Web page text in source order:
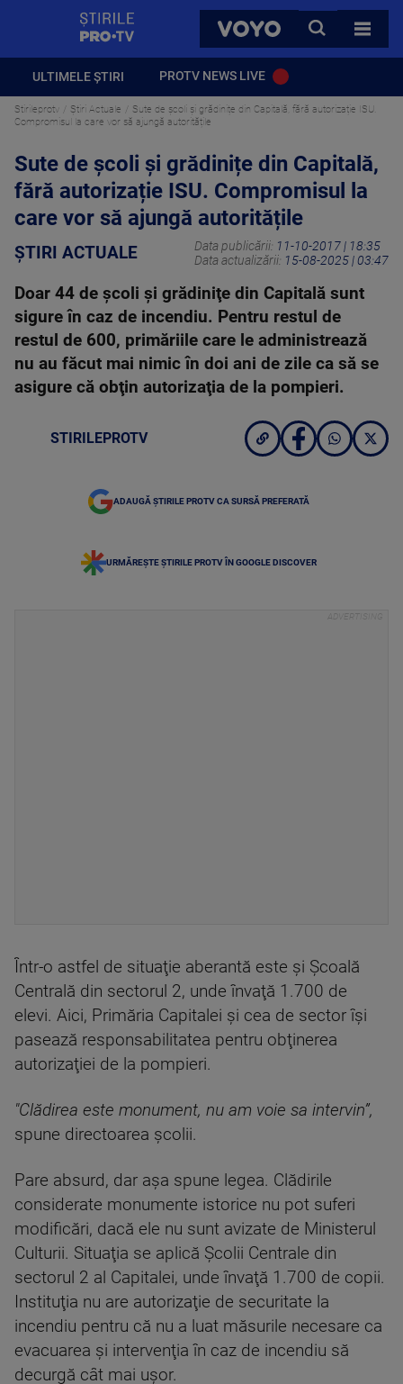
VOYO
CAUTA
TOATE
ULTIMELE ȘTIRI PROTV NEWS LIVE
Stirileprotv Știri Actuale
Sute de școli și grădinițe din Capitală, fără autorizație ISU.
Compromisul la care vor să ajungă autoritățile
Sute de școli și grădinițe din Capitală,
fără autorizație ISU. Compromisul la
care vor să ajungă autoritățile
ȘTIRI ACTUALE Data publicării: 11-10-2017 | 18:35
Data actualizării: 15-08-2025 | 03:47
Doar 44 de şcoli şi grădiniţe din Capitală sunt
sigure în caz de incendiu. Pentru restul de
restul de 600, primăriile care le administrează
nu au făcut mai nimic în doi ani de zile ca să se
asigure că obţin autorizaţia de la pompieri.
STIRILEPROTV
ADAUGĂ ȘTIRILE PROTV CA SURSĂ PREFERATĂ
URMĂREȘTE ȘTIRILE PROTV ÎN GOOGLE DISCOVER
Într-o astfel de situaţie aberantă este şi Şcoală
Centrală din sectorul 2, unde învaţă 1.700 de
elevi. Aici, Primăria Capitalei şi cea de sector îşi
pasează responsabilitatea pentru obţinerea
autorizaţiei de la pompieri.
"Clădirea este monument, nu am voie sa intervin”,
spune directoarea școlii.
Pare absurd, dar aşa spune legea. Clădirile
considerate monumente istorice nu pot suferi
modificări, dacă ele nu sunt avizate de Ministerul
Culturii. Situaţia se aplică Şcolii Centrale din
sectorul 2 al Capitalei, unde învaţă 1.700 de copii.
Instituţia nu are autorizaţie de securitate la
incendiu pentru că nu a luat măsurile necesare ca
evacuarea şi intervenţia în caz de incendiu să
decurgă cât mai uşor.